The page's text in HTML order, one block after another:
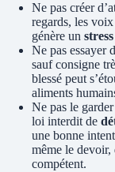
Ne pas créer
regards, les
génère un
Ne pas essayer
sauf consigne
blessé peut
aliments
Ne pas le
loi interdit de
une bonne
même le devoir,
compétent.